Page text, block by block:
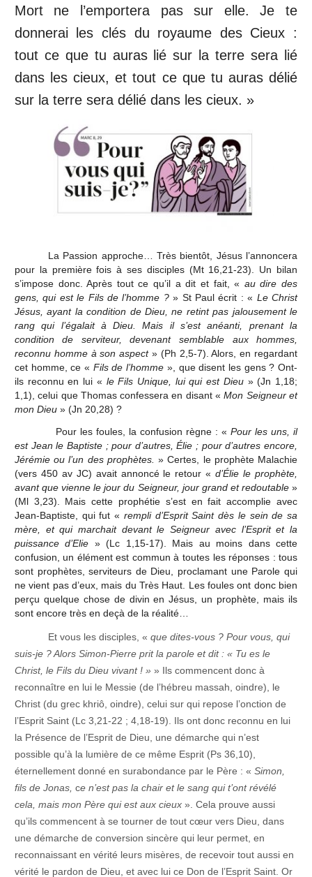
Mort ne l’emportera pas sur elle. Je te
donnerai les clés du royaume des Cieux :
tout ce que tu auras lié sur la terre sera lié
dans les cieux, et tout ce que tu auras délié
sur la terre sera délié dans les cieux. »
La Passion approche… Très bientôt, Jésus l’annoncera
pour la première fois à ses disciples (Mt 16,21-23). Un bilan
s’impose donc. Après tout ce qu’il a dit et fait, « au dire des
gens, qui est le Fils de l’homme ?» St Paul écrit : « Le Christ
Jésus, ayant la condition de Dieu, ne retint pas jalousement le
rang qui l’égalait à Dieu. Mais il s’est anéanti, prenant la
condition de serviteur, devenant semblable aux hommes,
reconnu homme à son aspect» (Ph 2,5-7). Alors, en regardant
cet homme, ce « Fils de l’homme », que disent les gens ? Ont-
ils reconnu en lui « le Fils Unique, lui qui est Dieu » (Jn 1,18;
1,1), celui que Thomas confessera en disant «Mon Seigneur et
mon Dieu » (Jn 20,28) ?
Pour les foules, la confusion règne : «Pour les uns, il
est Jean le Baptiste ; pour d’autres, Élie ; pour d’autres encore,
Jérémie ou l’un des prophètes.» Certes, le prophète Malachie
(vers 450 av JC) avait annoncé le retour «d’Élie le prophète,
avant que vienne le jour du Seigneur, jour grand et redoutable»
(Ml 3,23). Mais cette prophétie s’est en fait accomplie avec
Jean-Baptiste, qui fut « rempli d’Esprit Saint dès le sein de sa
mère, et qui marchait devant le Seigneur avec l’Esprit et la
puissance d’Elie » (Lc 1,15-17). Mais au moins dans cette
confusion, un élément est commun à toutes les réponses : tous
sont prophètes, serviteurs de Dieu, proclamant une Parole qui
ne vient pas d’eux, mais du Très Haut. Les foules ont donc bien
perçu quelque chose de divin en Jésus, un prophète, mais ils
sont encore très en deçà de la réalité…
Et vous les disciples, « que dites-vous ? Pour vous, qui
suis-je ? Alors Simon-Pierre prit la parole et dit : « Tu es le
Christ, le Fils du Dieu vivant ! » » Ils commencent donc à
reconnaître en lui le Messie (de l’hébreu massah, oindre), le
Christ (du grec khriô, oindre), celui sur qui repose l’onction de
l’Esprit Saint (Lc 3,21-22 ; 4,18-19). Ils ont donc reconnu en lui
la Présence de l’Esprit de Dieu, une démarche qui n’est
possible qu’à la lumière de ce même Esprit (Ps 36,10),
éternellement donné en surabondance par le Père : « Simon,
fils de Jonas, ce n’est pas la chair et le sang qui t’ont révélé
cela, mais mon Père qui est aux cieux ». Cela prouve aussi
qu’ils commencent à se tourner de tout cœur vers Dieu, dans
une démarche de conversion sincère qui leur permet, en
reconnaissant en vérité leurs misères, de recevoir tout aussi en
vérité le pardon de Dieu, et avec lui ce Don de l’Esprit Saint. Or